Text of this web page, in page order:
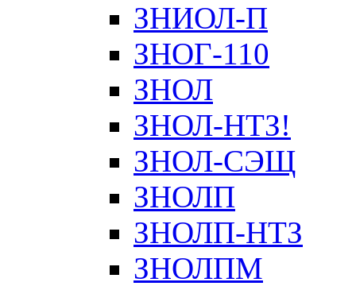
ЗНИОЛ-П
ЗНОГ-110
ЗНОЛ
ЗНОЛ-НТЗ!
ЗНОЛ-СЭЩ
ЗНОЛП
ЗНОЛП-НТЗ
ЗНОЛПМ